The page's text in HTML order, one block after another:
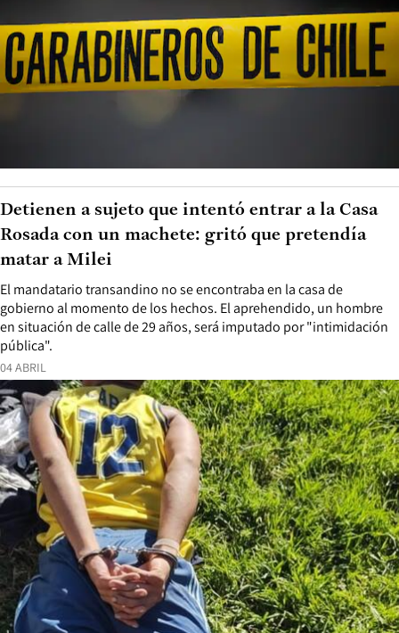
04 ABRIL
El mandatario transandino no se encontraba en la casa de
gobierno al momento de los hechos. El aprehendido, un hombre
en situación de calle de 29 años, será imputado por "intimidación
pública".
Detienen a sujeto que intentó entrar a la Casa
Rosada con un machete: gritó que pretendía
matar a Milei